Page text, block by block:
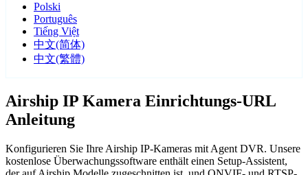
Polski
Português
Tiếng Việt
中文(简体)
中文(繁體)
Airship IP Kamera Einrichtungs-URL
Anleitung
Konfigurieren Sie Ihre Airship IP-Kameras mit Agent DVR. Unsere
kostenlose Überwachungssoftware enthält einen Setup-Assistent,